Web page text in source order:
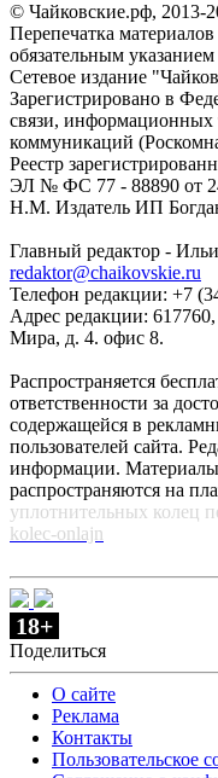
© Чайковские.рф, 2013-
Перепечатка
обязательным
Сетевое издание
Зарегистрировано в
связи, информационных
коммуникаций
Реестр
ЭЛ № ФС 77 - 88890 от
Н.М. Издатель ИП
Главный редактор -
redaktor@chaikovskie.ru
Телефон редакции: +7
Адрес редакции:
Мира, д. 4. офис 8.
Распространяется
ответственности за
содержащейся в
пользователей сайта.
информации.
распространяются на
уплотнительных колец
kolec-onlajn
18+
Поделиться
О сайте
Реклама
Контакты
Пользовательское